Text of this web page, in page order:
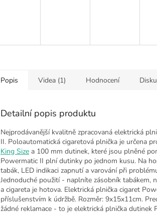
Popis Videa (1) Hodnocení
Detailní popis produktu
Nejprodávanější kvalitně zpracovaná elektrická
II. Poloautomatická cigaretová plnička je určena
King Size a 100 mm dutinek, které jsou plněné
Powermatic II plní dutinky po jednom kusu. Na
tabák, LED indikaci zapnutí a varování při
Jednoduché použití - naplníte zásobník tabákem,
a cigareta je hotova. Elektrická plnička cigaret
příslušenstvím k údržbě. Rozměr: 9x15x11cm.
žádné reklamace - to je elektrická plnička dutinek